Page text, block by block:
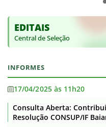
EDITAIS
Central de Seleção
INFORMES
17/04/2025 às 11h20
Consulta Aberta:
Resolução CONSUP/IF